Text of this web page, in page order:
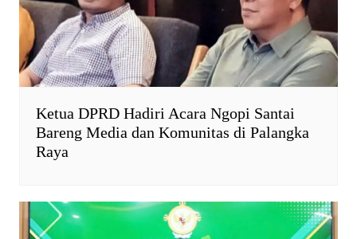
Ketua DPRD Hadiri Acara Ngopi Santai
Bareng Media dan Komunitas di Palangka
Raya